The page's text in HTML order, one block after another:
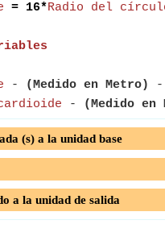
= 16*Radio del
- (Medido en Metro)
-
- (Medido en
(s) a la unidad base
a la unidad de salida